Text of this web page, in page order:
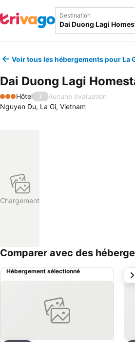
Destination
Voir tous les hébergements pour La
Dai Duong Lagi
3 Étoiles
Hôtel /
Aucune évaluation
Nguyen Du, La Gi, Vietnam
Chargement
Comparer avec des
Hébergement sélectionné